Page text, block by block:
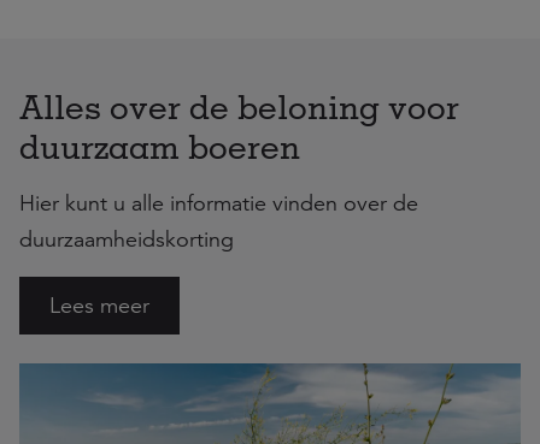
Alles over de beloning voor
duurzaam boeren
Hier kunt u alle informatie vinden over de
duurzaamheidskorting
Lees meer